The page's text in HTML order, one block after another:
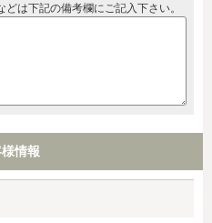
は下記の備考欄にご記入下さい。
情報